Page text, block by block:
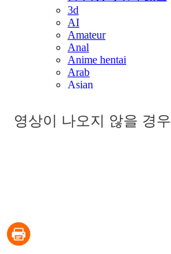
영상이 나오지 않을 경우